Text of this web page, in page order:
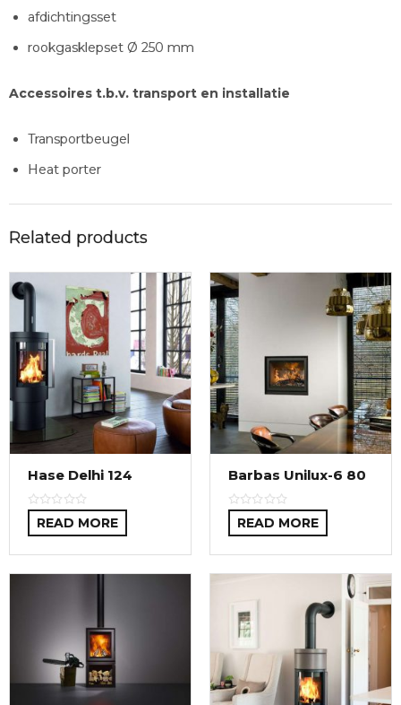
afdichtingsset
rookgasklepset Ø 250 mm
Accessoires t.b.v. transport en installatie
Transportbeugel
Heat porter
Related products
Hase Delhi 124
READ MORE
Barbas Unilux-6 80
READ MORE